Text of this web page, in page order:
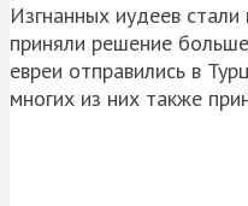
Изгнанных иудеев
приняли решение
евреи отправились в
многих из них также